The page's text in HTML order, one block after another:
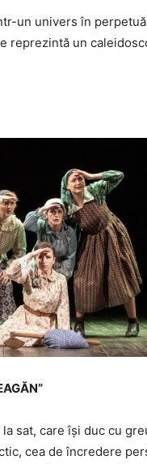
un univers în
reprezintă un
sat, care îşi duc cu
cea de încredere